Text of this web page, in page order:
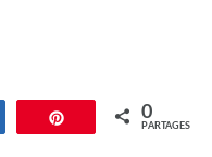
Enregistrer
0
PARTAGES